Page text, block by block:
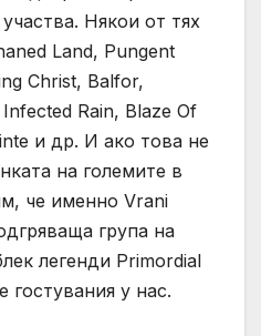
Някои от тях
Land, Pungent
Christ, Balfor,
Rain, Blaze Of
и др. И ако това не
на големите в
че именно Vrani
група на
легенди Primordial
гостувания у нас.